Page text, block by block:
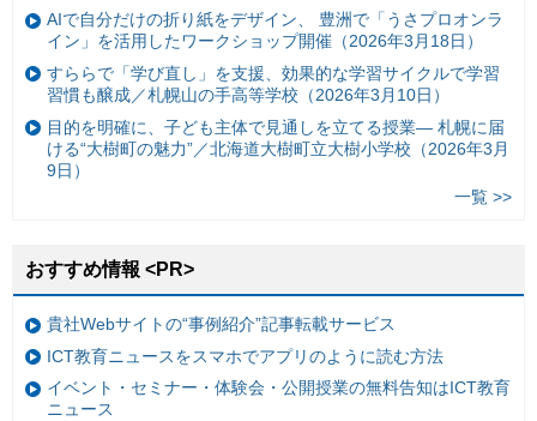
AIで自分だけの折り紙をデザイン、 豊洲で「うさプロオンラ
イン」を活用したワークショップ開催（2026年3月18日）
すららで「学び直し」を支援、効果的な学習サイクルで学習
習慣も醸成／札幌山の手高等学校（2026年3月10日）
目的を明確に、子ども主体で見通しを立てる授業— 札幌に届
ける“大樹町の魅力”／北海道大樹町立大樹小学校（2026年3月
9日）
一覧 >>
おすすめ情報 <PR>
貴社Webサイトの“事例紹介”記事転載サービス
ICT教育ニュースをスマホでアプリのように読む方法
イベント・セミナー・体験会・公開授業の無料告知はICT教育
ニュース